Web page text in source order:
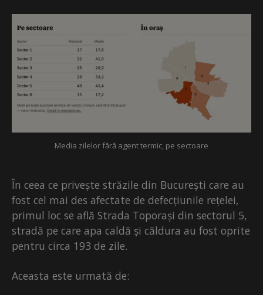
Media zilelor fără agent termic, pe sectoare
În ceea ce privește străzile din București care au
fost cel mai des afectate de defecțiunile rețelei,
primul loc se află Strada Toporași din sectorul 5,
stradă pe care apa caldă și căldura au fost oprite
pentru circa 193 de zile.
Aceasta este urmată de: